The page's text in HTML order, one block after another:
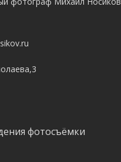
фотосъёмки